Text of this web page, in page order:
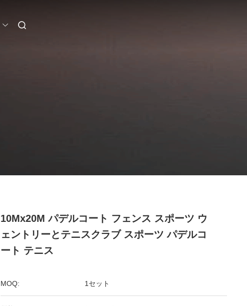
10Mx20M パデルコート フェンス スポーツ ウ
ェントリーとテニスクラブ スポーツ パデルコ
ート テニス
MOQ: 1セット